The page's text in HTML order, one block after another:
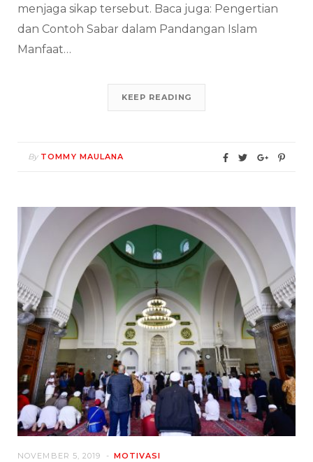
menjaga sikap tersebut. Baca juga: Pengertian
dan Contoh Sabar dalam Pandangan Islam
Manfaat…
KEEP READING
By TOMMY MAULANA
MOTIVASI
NOVEMBER 5, 2019